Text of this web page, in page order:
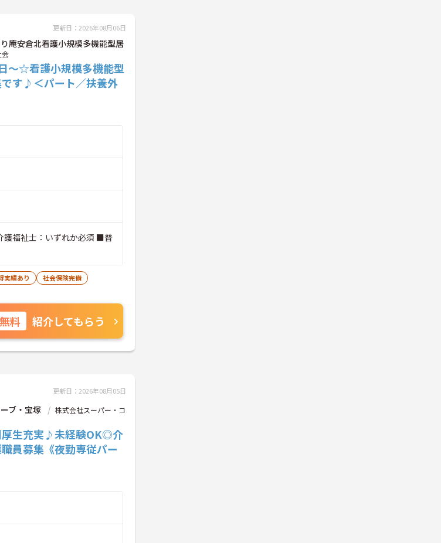
更新日：2026年08月06日
庵安倉北看護小規模多機能型居
会
～☆看護小規模多機能型
す♪＜パート／扶養外
護福祉士：いずれか必須 ■普
実績あり
社会保険完備
無料 紹介してもらう
更新日：2026年08月05日
ブ・宝塚
株式会社スーパー・コ
厚生充実♪未経験OK◎介
員募集《夜勤専従パー